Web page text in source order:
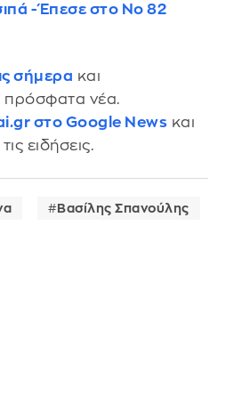
- Έπεσε στο Νο 82
σήμερα και
πρόσφατα νέα.
στο Google News και
ειδήσεις.
Βασίλης Σπανούλης